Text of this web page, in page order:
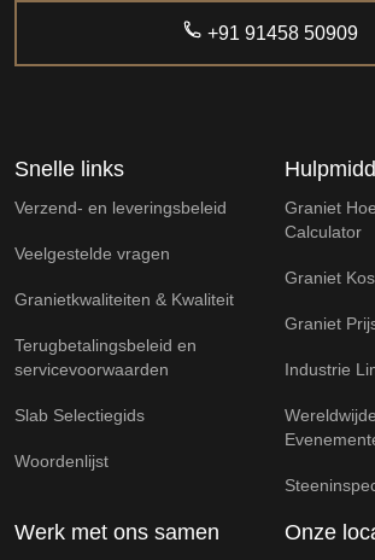
+91 91458 50909
Snelle links
Verzend- en leveringsbeleid
Veelgestelde vragen
Granietkwaliteiten & Kwaliteit
Terugbetalingsbeleid en
servicevoorwaarden
Slab Selectiegids
Woordenlijst
Graniet
Calculator
Graniet
Graniet
Industrie
Werk met ons samen Onze